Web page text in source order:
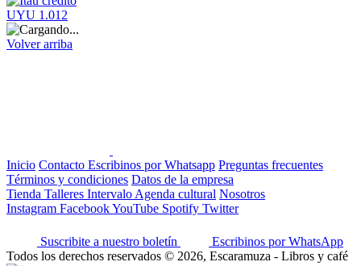
UYU 1.012
Volver arriba
Inicio Contacto Escribinos por Whatsapp Preguntas frecuentes
Términos y condiciones Datos de la empresa
Tienda Talleres Intervalo Agenda cultural Nosotros
Instagram FacebookYouTube Spotify Twitter
Suscribite a nuestro boletín
Escribinos por WhatsApp
Todos los derechos reservados © 2026, Escaramuza - Libros y café